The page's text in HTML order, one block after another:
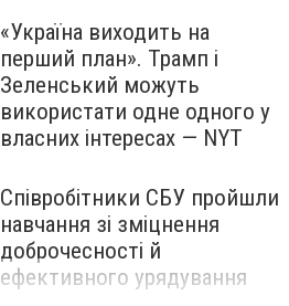
«Україна виходить на
перший план». Трамп і
Зеленський можуть
використати одне одного у
власних інтересах — NYT
Співробітники СБУ пройшли
навчання зі зміцнення
доброчесності й
ефективного урядування